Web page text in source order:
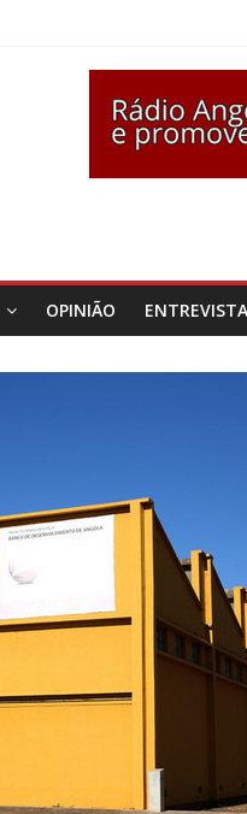
OPINIÃO ENTREVISTA